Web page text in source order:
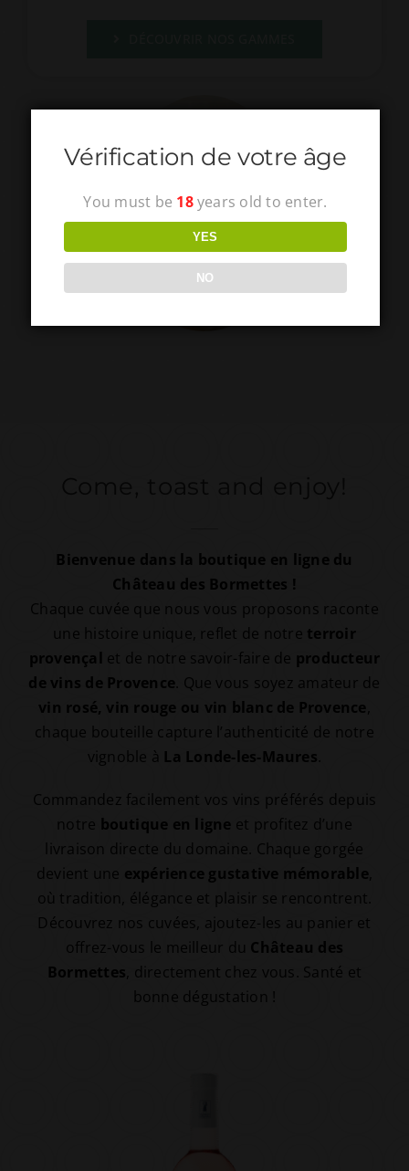
Bienvenue dans la boutique en ligne du
Château des Bormettes !
Chaque cuvée que nous vous proposons raconte
une histoire unique, reflet de notre terroir
provençal et de notre savoir-faire de producteur
de vins de Provence . Que vous soyez amateur de
vin rosé, vin rouge ou vin blanc de Provence
chaque bouteille capture l’authenticité de notre
vignoble à La Londe-les-Maures
Commandez facilement vos vins préférés depuis
notre boutique en ligne et profitez d’une
livraison directe du domaine. Chaque gorgée
devient une expérience gustative mémorable
où tradition, élégance et plaisir se rencontrent.
Découvrez nos cuvées, ajoutez-les au panier et
offrez-vous le meilleur du Château des
Bormettes , directement chez vous. Santé et
bonne dégustation !
Vérification de votre âge
You must be 18years old to enter.
YES
NO